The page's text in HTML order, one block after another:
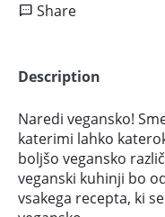
Share
Description
Naredi vegansko!
katerimi lahko
boljšo vegansko
veganski kuhinji bo
vsakega recepta, ki